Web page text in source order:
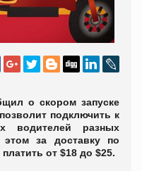
о скором запуске
подключить к
водителей разных
этом за доставку по
от $18 до $25.